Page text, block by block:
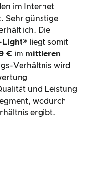
im Internet
Sehr günstige
Die
Light®
liegt somit
€ im mittleren
Verhältnis wird
und Leistung
wodurch
ergibt.